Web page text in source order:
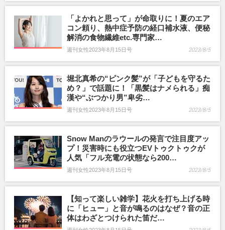
「よかれと思って」が命取りに！夏のエア
コン頼り、熱中症予防の経口補水液、便秘
解消の食物繊維etc.専門家…
週刊女性2023年8月15日号 2023/8/5
堀北真希の“ピンク髪”が「子どもを守るた
め？」で話題に！「黒髪はナメられる」痴
漢や“ぶつかり男”卑劣…
週刊女性2023年8月15日号 2023/8/5
Snow Manのラウールの発言で注目度アッ
プ！災害時にも役立つEVトゥクトゥクが
人気「フル充電の状態なら200…
週刊女性2023年8月15日号 2023/8/5
【知って楽しい雑学】花火を打ち上げる時
に「ヒュー」と音が鳴るのはなぜ？音の正
体はわざとつけられた笛だ…